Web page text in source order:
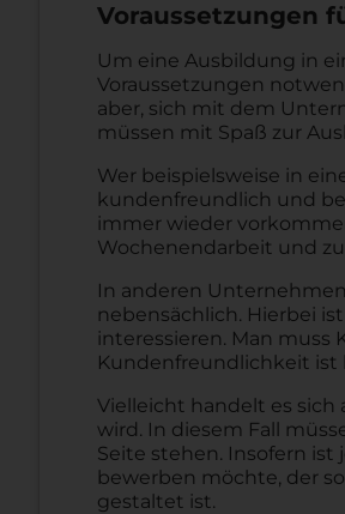
Voraussetzungen
Um eine Ausbildung in
Voraussetzungen
aber, sich mit dem
müssen mit Spaß zur
Wer beispielsweise in
kundenfreundlich und
immer wieder
Wochenendarbeit und
In anderen
nebensächlich. Hierbei
interessieren. Man
Kundenfreundlichkeit ist
Vielleicht handelt es
wird. In diesem Fall
Seite stehen. Insofern
bewerben möchte, der
gestaltet ist.